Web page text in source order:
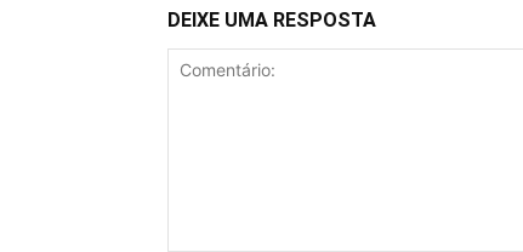
DEIXE UMA RESPOSTA